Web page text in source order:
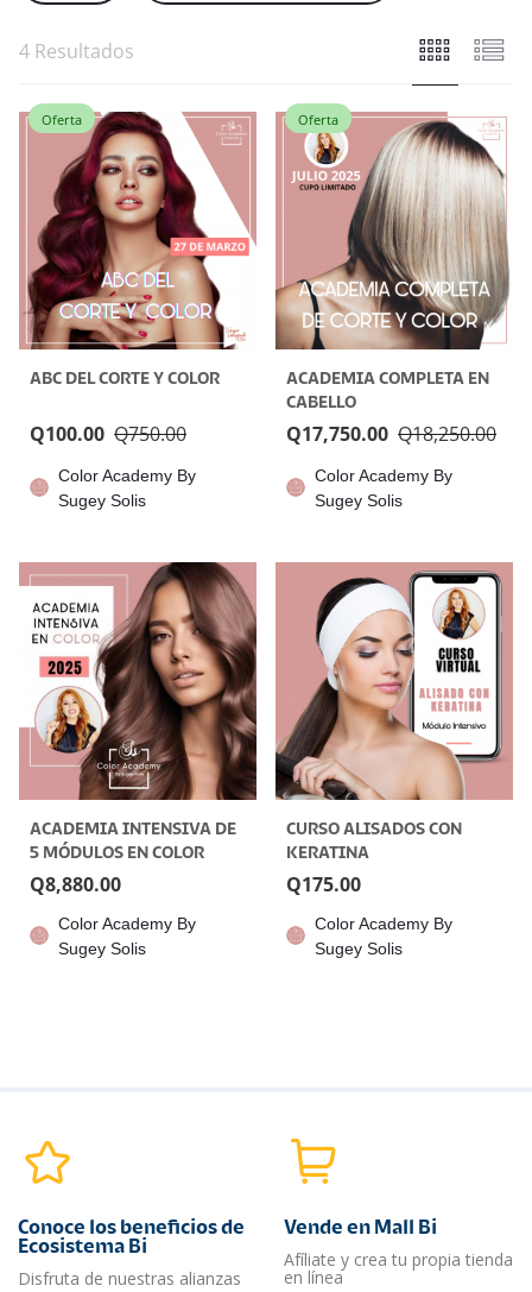
4 Resultados
Oferta
ABC DEL CORTE Y COLOR
Q750.00
Q100.00
Color Academy By
Sugey Solis
Oferta
ACADEMIA COMPLETA EN
CABELLO
Q18,250.00
Q17,750.00
Color Academy By
Sugey Solis
ACADEMIA INTENSIVA DE
5 MÓDULOS EN COLOR
Q8,880.00
Color Academy By
Sugey Solis
CURSO ALISADOS CON
KERATINA
Q175.00
Color Academy By
Sugey Solis
Conoce los beneficios de
Ecosistema Bi
Disfruta de nuestras alianzas
Vende en Mall Bi
Afíliate y crea tu propia tienda
en línea